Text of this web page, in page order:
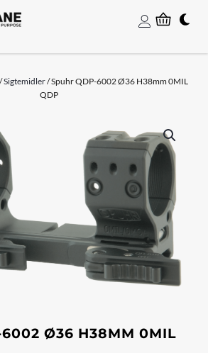
Sigtemidler/ Spuhr QDP-6002 Ø36 H38mm 0MIL
QDP
6002 Ø36 H38MM 0MIL